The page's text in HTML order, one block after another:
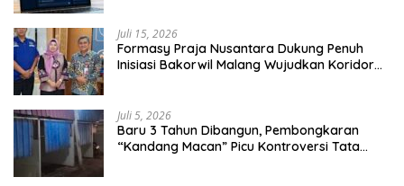
Juli 15, 2026
Formasy Praja Nusantara Dukung Penuh
Inisiasi Bakorwil Malang Wujudkan Koridor
Juli 5, 2026
Baru 3 Tahun Dibangun, Pembongkaran
“Kandang Macan” Picu Kontroversi Tata